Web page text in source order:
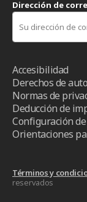
Dirección de
Accesibilidad
Derechos de
Normas de
Deducción de
Configuración
Orientaciones
Términos y
reservados